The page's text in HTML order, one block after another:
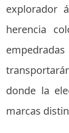
explorador
herencia
donde la
marcas